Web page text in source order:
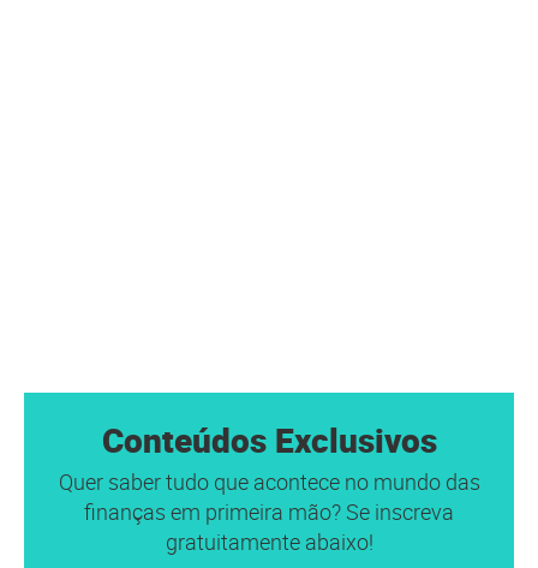
Conteúdos Exclusivos
Quer saber tudo que acontece no mundo das
finanças em primeira mão? Se inscreva
gratuitamente abaixo!